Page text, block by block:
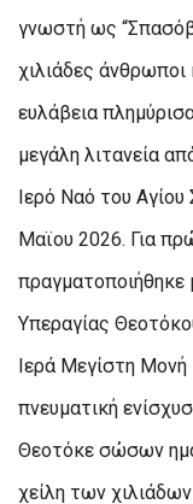
γνωστή ως
χιλιάδες άνθρωποι
ευλάβεια
μεγάλη λιτανεία
Ιερό Ναό του
Μαϊου 2026. Για
πραγματοποιήθηκε
Υπεραγίας
Ιερά Μεγίστη
πνευματική
Θεοτόκε σώσων
χείλη των